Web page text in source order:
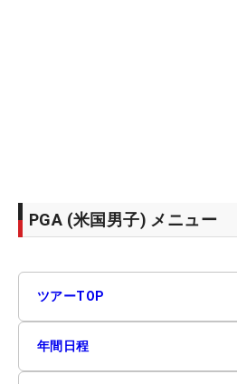
PGA (米国男子) メニュー
ツアーTOP
年間日程